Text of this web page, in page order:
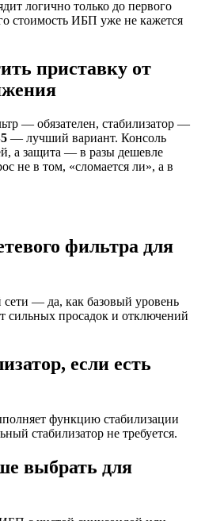
логично только до первого
стоимость ИБП уже не кажется
приставку от
— обязателен, стабилизатор —
— лучший вариант. Консоль
а защита — в разы дешевле
не в том, «сломается ли», а в
фильтра для
сети — да, как базовый уровень
сильных просадок и отключений
если есть
функцию стабилизации
стабилизатор не требуется.
выбрать для